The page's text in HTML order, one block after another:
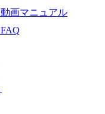
動画マニュアル
FAQ